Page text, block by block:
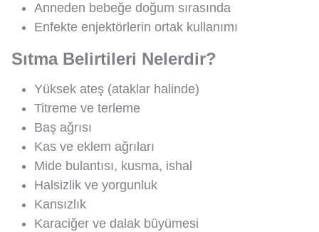
Anneden bebeğe doğum sırasında
Enfekte enjektörlerin ortak kullanımı
Sıtma Belirtileri Nelerdir?
Yüksek ateş (ataklar halinde)
Titreme ve terleme
Baş ağrısı
Kas ve eklem ağrıları
Mide bulantısı, kusma, ishal
Halsizlik ve yorgunluk
Kansızlık
Karaciğer ve dalak büyümesi